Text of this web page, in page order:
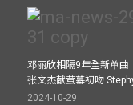
邓丽欣相隔9年全新单曲
张文杰献萤幕初吻
2024-10-29